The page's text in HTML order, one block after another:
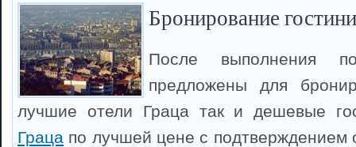
Бронирование
После выполнения
предложены для
лучшие отели Граца так и дешевые
Граца по лучшей цене с